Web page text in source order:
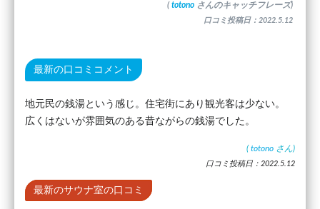
( totono さんのキャッチフレーズ)
口コミ投稿日：2022.5.12
最新の口コミコメント
地元民の銭湯という感じ。住宅街にあり観光客は少ない。
広くはないが雰囲気のある昔ながらの銭湯でした。
( totono さん)
口コミ投稿日：2022.5.12
最新のサウナ室の口コミ